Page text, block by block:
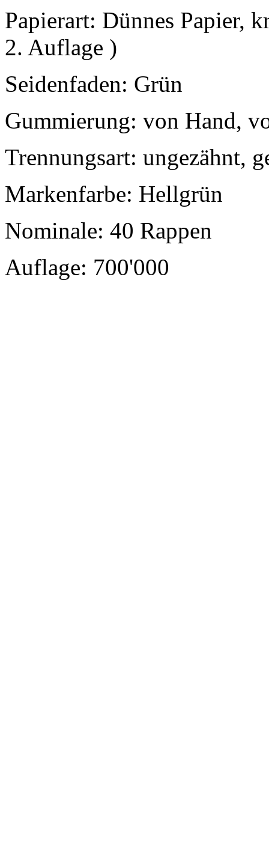
Papierart: Dünnes Papier,
2. Auflage )
Seidenfaden: Grün
Gummierung: von Hand,
Trennungsart: ungezähnt,
Markenfarbe: Hellgrün
Nominale: 40 Rappen
Auflage: 700'000